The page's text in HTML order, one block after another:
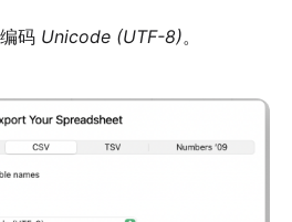
码 Unicode (UTF-8)。